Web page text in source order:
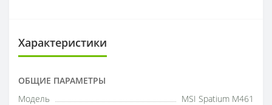
Характеристики
ОБЩИЕ ПАРАМЕТРЫ
Модель
MSI Spatium M461